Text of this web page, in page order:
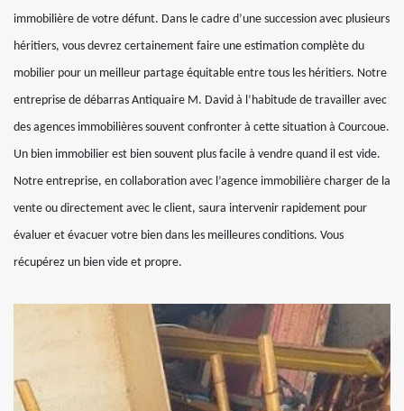
immobilière de votre défunt. Dans le cadre d’une succession avec plusieurs
héritiers, vous devrez certainement faire une estimation complète du
mobilier pour un meilleur partage équitable entre tous les héritiers. Notre
entreprise de débarras Antiquaire M. David à l’habitude de travailler avec
des agences immobilières souvent confronter à cette situation à Courcoue.
Un bien immobilier est bien souvent plus facile à vendre quand il est vide.
Notre entreprise, en collaboration avec l’agence immobilière charger de la
vente ou directement avec le client, saura intervenir rapidement pour
évaluer et évacuer votre bien dans les meilleures conditions. Vous
récupérez un bien vide et propre.